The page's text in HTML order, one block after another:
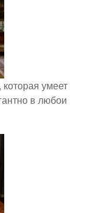
умеет
в любои